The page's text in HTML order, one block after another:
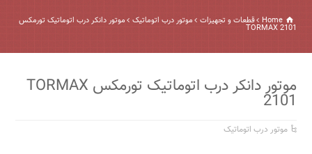
Home قطعات و تجهیزات موتور درب اتوماتیک موتور دانکر درب اتوماتیک تورمکس
TORMAX 2101
موتور دانکر درب اتوماتیک تورمکس TORMAX
2101
موتور درب اتوماتیک